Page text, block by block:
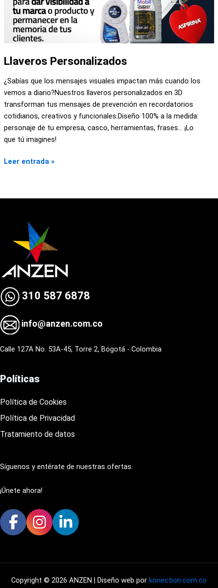
Llaveros Personalizados
¿Sabías que los mensajes visuales impactan más cuando los
vemos a diario?Nuestros llaveros personalizados en 3D
transforman tus mensajes de prevención en recordatorios
cotidianos, creativos y funcionales.Diseño 100% a la medida:
personaje de tu empresa, casco, herramientas, frases… ¡Lo
que tú imagines!
Leer entrada »
310 587 6878
info@anzen.com.co
Calle 127A No. 53A-45, Torre 2, Bogotá - Colombia
Políticas
Política de Cookies
Política de Privacidad
Tratamiento de datos
Síguenos y entérate de nuestras ofertas.
¡Únete ahora!
Copyright © 2026 ANZEN | Diseño web por konection.com.co